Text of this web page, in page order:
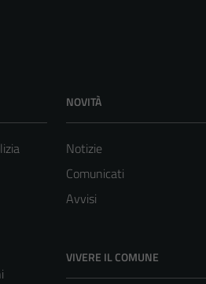
NOVITÀ
Notizie
Comunicati
Avvisi
VIVERE IL COMUNE